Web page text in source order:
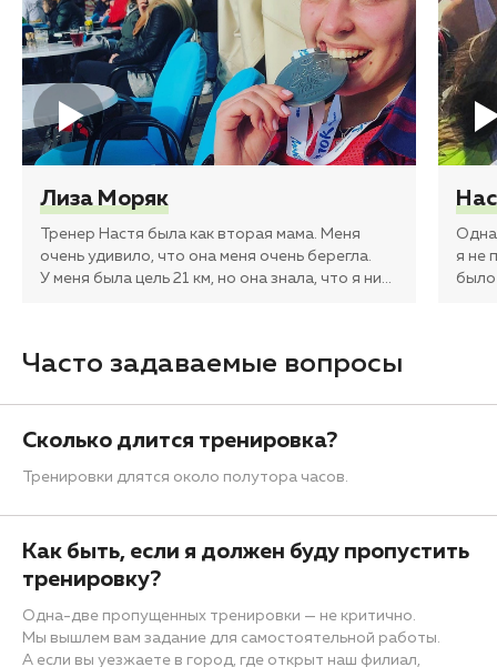
Лиза Моряк
Тренер Настя была как вторая мама. Меня
очень удивило, что она меня очень берегла.
У меня была цель 21 км, но она знала, что я ни…
Одна
я не
было
Часто задаваемые вопросы
Сколько длится тренировка?
Тренировки длятся около полутора часов.
Как быть, если я должен буду пропустить
тренировку?
Одна-две пропущенных тренировки — не критично.
Мы вышлем вам задание для самостоятельной работы.
А если вы уезжаете в город, где открыт наш филиал,